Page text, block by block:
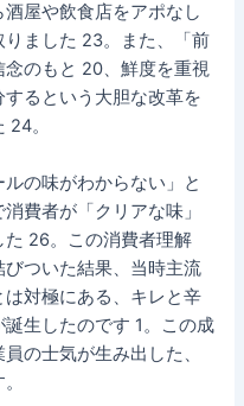
屋や飲食店をアポなし
ました 23。また、「前
のもと 20、鮮度を重視
るという大胆な改革を
。
の味がわからない」と
費者が「クリアな味」
た 26。この消費者理解
ついた結果、当時主流
対極にある、キレと辛
生したのです 1。この成
の士気が生み出した、